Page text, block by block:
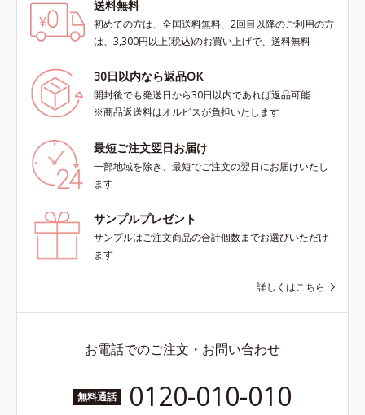
送料無料
初めての方は、全国送料無料、2回目以降のご利用の方
は、3,300円以上(税込)のお買い上げで、送料無料
30日以内なら返品OK
開封後でも発送日から30日以内であれば返品可能
※商品返送料はオルビスが負担いたします
最短ご注文翌日お届け
一部地域を除き、最短でご注文の翌日にお届けいたし
ます
サンプルプレゼント
サンプルはご注文商品の合計個数までお選びいただけ
ます
詳しくはこちら
お電話でのご注文・お問い合わせ
無料通話 0120-010-010